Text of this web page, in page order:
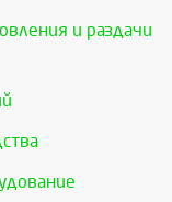
и раздачи